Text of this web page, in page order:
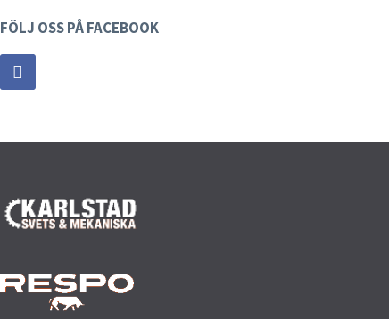
FÖLJ OSS PÅ FACEBOOK